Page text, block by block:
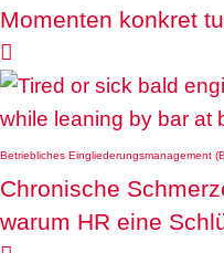
Momenten konkret

Betriebliches Eingliederungsmanagement
Chronische
warum HR eine